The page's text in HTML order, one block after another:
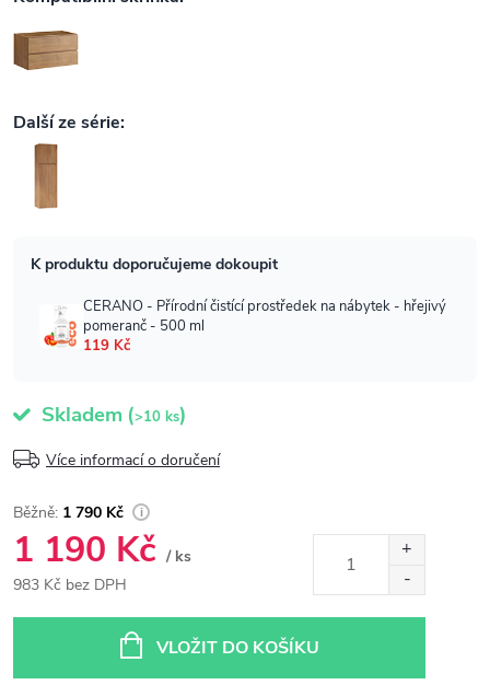
Skladem (>10 ks)
Více informací o doručení
1 790 Kč
1 190 Kč / ks
983 Kč bez DPH
VLOŽIT DO KOŠÍKU